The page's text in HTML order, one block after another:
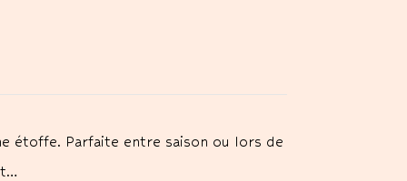
étoffe. Parfaite entre saison ou lors de